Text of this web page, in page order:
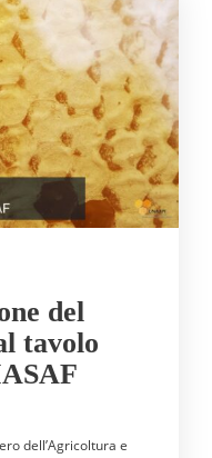
del
tavolo
dell’Agricoltura e